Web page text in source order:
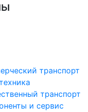
транспорт
транспорт
и сервис